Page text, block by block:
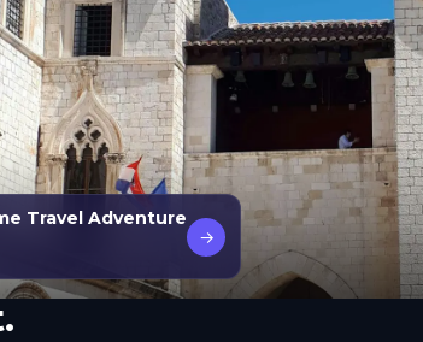
Travel Adventure
→